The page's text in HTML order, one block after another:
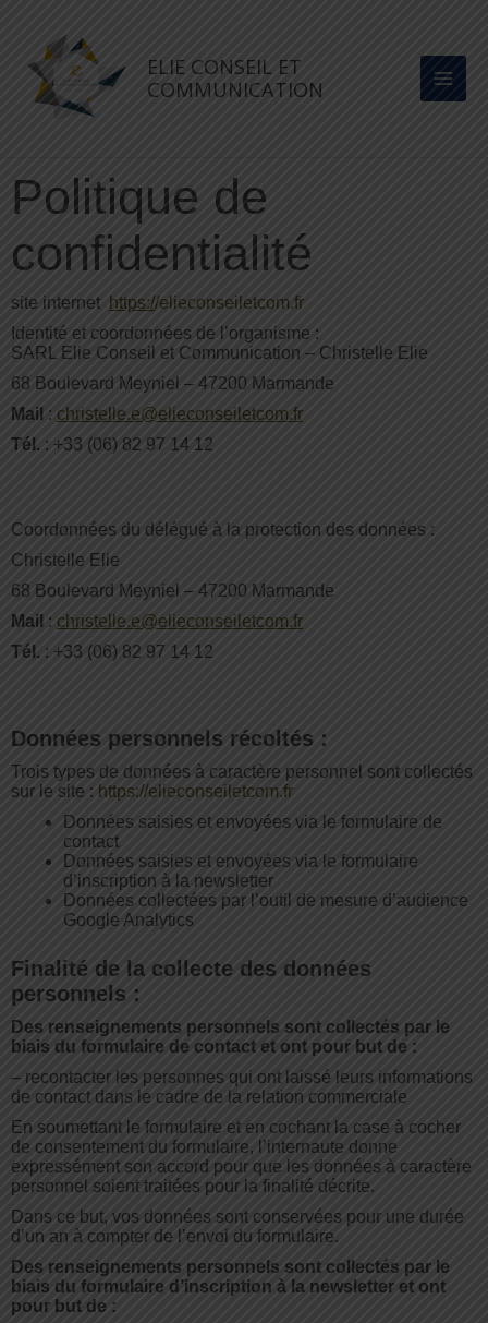
contenu
ELIE CONSEIL ET
COMMUNICATION
Politique de
confidentialité
site internet https://elieconseiletcom.fr
Identité et coordonnées de l’organisme :
SARL Elie Conseil et Communication – Christelle Elie
68 Boulevard Meyniel – 47200 Marmande
Mail : christelle.e@elieconseiletcom.fr
Tél. : +33 (06) 82 97 14 12
Coordonnées du délégué à la protection des données :
Christelle Elie
68 Boulevard Meyniel – 47200 Marmande
Mail : christelle.e@elieconseiletcom.fr
Tél. : +33 (06) 82 97 14 12
Données personnels récoltés :
Trois types de données à caractère personnel sont collectés
sur le site : https://elieconseiletcom.fr
Données saisies et envoyées via le formulaire de
contact
Données saisies et envoyées via le formulaire
d’inscription à la newsletter
Données collectées par l’outil de mesure d’audience
Google Analytics
Finalité de la collecte des données
personnels :
Des renseignements personnels sont collectés par le
biais du formulaire de contact et ont pour but de :
– recontacter les personnes qui ont laissé leurs informations
de contact dans le cadre de la relation commerciale
En soumettant le formulaire et en cochant la case à cocher
de consentement du formulaire, l’internaute donne
expressément son accord pour que les données à caractère
personnel soient traitées pour la finalité décrite.
Dans ce but, vos données sont conservées pour une durée
d’un an à compter de l’envoi du formulaire.
Des renseignements personnels sont collectés par le
biais du formulaire d’inscription à la newsletter et ont
pour but de :